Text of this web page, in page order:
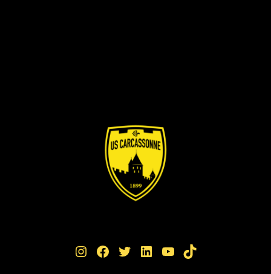
Instagram Facebook Twitter LinkedIn YouTube TikTok